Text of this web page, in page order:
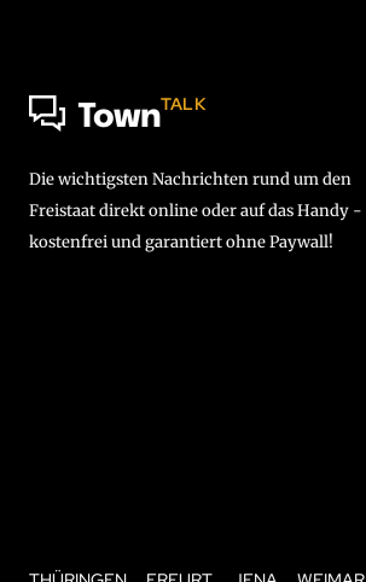
TownTALK
Die wichtigsten Nachrichten rund um den
Freistaat direkt online oder auf das Handy -
kostenfrei und garantiert ohne Paywall!